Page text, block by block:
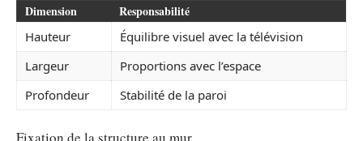
Dimension Responsabilité
Hauteur
Équilibre visuel avec la télévision
Largeur
Proportions avec l’espace
Profondeur
Stabilité de la paroi